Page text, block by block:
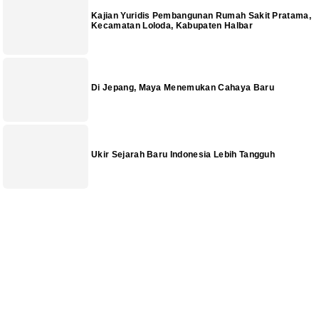
Kajian Yuridis Pembangunan Rumah Sakit Pratama,
Kecamatan Loloda, Kabupaten Halbar
Di Jepang, Maya Menemukan Cahaya Baru
Ukir Sejarah Baru Indonesia Lebih Tangguh